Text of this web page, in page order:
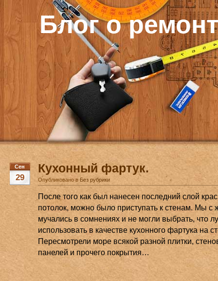
Блог о
Сен
29
Кухонный фартук.
Опубликовано в Без рубрики
После того как был нанесен последний слой
потолок, можно было приступать к стенам. Мы с
мучались в сомнениях и не могли выбрать, что
использовать в качестве кухонного фартука на
Пересмотрели море всякой разной плитки,
панелей и прочего покрытия…